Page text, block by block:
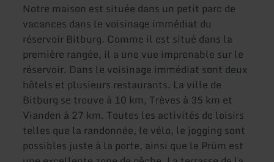
Notre maison est située dans un petit parc de
vacances dans le voisinage immédiat du
réservoir Bitburg. Comme il est situé dans la
première rangée, il a une vue imprenable sur le
réservoir. Dans le voisinage immédiat sont deux
hôtels et plusieurs restaurants. La ville de
Bitburg se trouve à 10 km, Trèves à 35 km et
Vianden à 27 km. Toutes les activités de loisirs
telles que la randonnée, le vélo, le jogging sont
possibles juste à la porte, ainsi que le Prüm est